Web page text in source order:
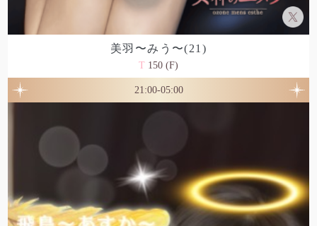
美羽〜みう〜(21)
T 150 (F)
21:00-05:00